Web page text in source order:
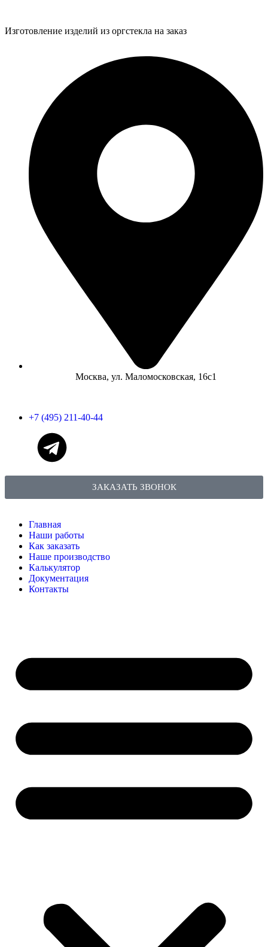
Изготовление изделий из оргстекла на заказ
Москва, ул. Маломосковская, 16с1
+7 (495) 211-40-44
ЗАКАЗАТЬ ЗВОНОК
Главная
Наши работы
Как заказать
Наше производство
Калькулятор
Документация
Контакты